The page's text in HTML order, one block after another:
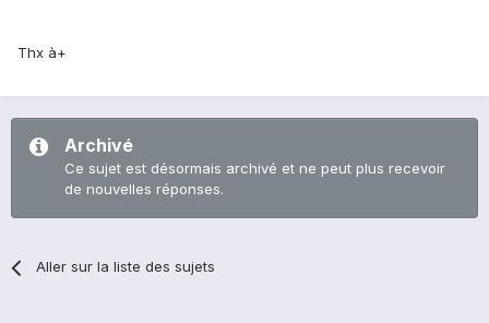
Thx à+
Archivé
Ce sujet est désormais archivé et ne peut plus recevoir
de nouvelles réponses.
Aller sur la liste des sujets